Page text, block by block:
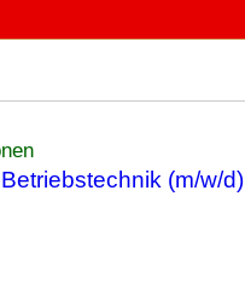
(m/w/d)